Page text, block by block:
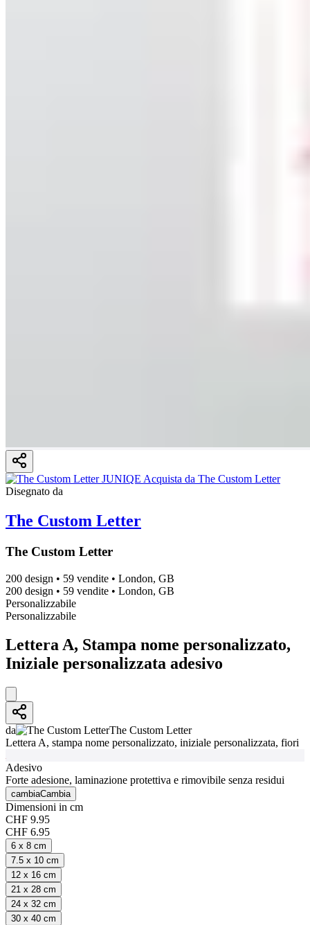
Disegnato da
The Custom Letter
The Custom Letter
200 design • 59 vendite • London, GB
200 design • 59 vendite • London, GB
Personalizzabile
Personalizzabile
Lettera A, Stampa nome personalizzato,
Iniziale personalizzata adesivo
da
The Custom Letter
Lettera A, stampa nome personalizzato, iniziale personalizzata, fiori
Adesivo
Forte adesione, laminazione protettiva e rimovibile senza residui
cambiaCambia
Dimensioni in cm
CHF 9.95
CHF 6.95
6 x 8 cm
7.5 x 10 cm
12 x 16 cm
21 x 28 cm
24 x 32 cm
30 x 40 cm